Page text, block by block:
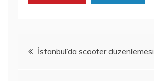
Yazıİstanbul’da scooter düzenlemesi